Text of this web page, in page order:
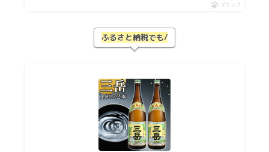
ポチップ
ふるさと納税でも/